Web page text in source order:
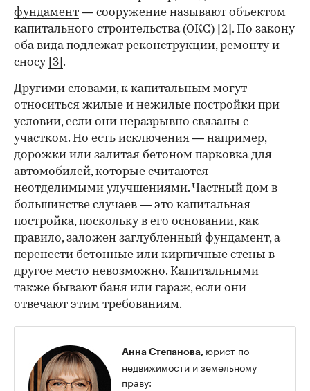
фундамент — сооружение называют объектом
капитального строительства (ОКС) [2] . По закону
оба вида подлежат реконструкции, ремонту и
сносу [3] .
Другими словами, к капитальным могут
относиться жилые и нежилые постройки при
условии, если они неразрывно связаны с
участком. Но есть исключения — например,
дорожки или залитая бетоном парковка для
автомобилей, которые считаются
неотделимыми улучшениями. Частный дом в
большинстве случаев — это капитальная
постройка, поскольку в его основании, как
правило, заложен заглубленный фундамент, а
перенести бетонные или кирпичные стены в
другое место невозможно. Капитальными
также бывают баня или гараж, если они
отвечают этим требованиям.
Анна Степанова, юрист по
недвижимости и земельному
праву: